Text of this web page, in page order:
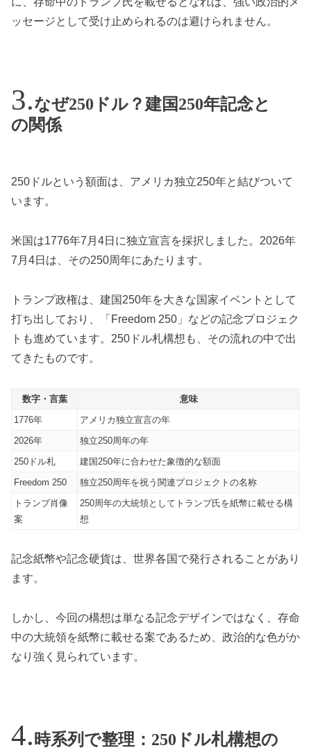
ッセージとして受け止められるのは避けられません。
なぜ250ドル？建国250年記念と
の関係
250ドルという額面は、アメリカ独立250年と結びついて
います。
米国は1776年7月4日に独立宣言を採択しました。2026年
7月4日は、その250周年にあたります。
トランプ政権は、建国250年を大きな国家イベントとして
打ち出しており、「Freedom 250」などの記念プロジェク
トも進めています。250ドル札構想も、その流れの中で出
てきたものです。
数字・言葉
意味
1776年
アメリカ独立宣言の年
2026年
独立250周年の年
250ドル札
建国250年に合わせた象徴的な額面
Freedom 250
独立250周年を祝う関連プロジェクトの名称
トランプ肖像
案
250周年の大統領としてトランプ氏を紙幣に載せる構
想
記念紙幣や記念硬貨は、世界各国で発行されることがあり
ます。
しかし、今回の構想は単なる記念デザインではなく、存命
中の大統領を紙幣に載せる案であるため、政治的な色がか
なり強く見られています。
時系列で整理：250ドル札構想の